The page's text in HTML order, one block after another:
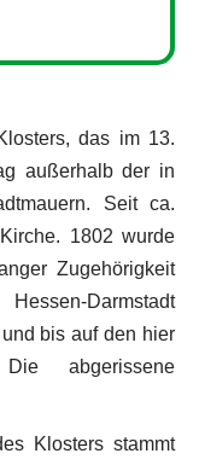
das im 13.
außerhalb der in
Seit ca.
1802 wurde
Zugehörigkeit
Darmstadt
bis auf den hier
abgerissene
Klosters stammt